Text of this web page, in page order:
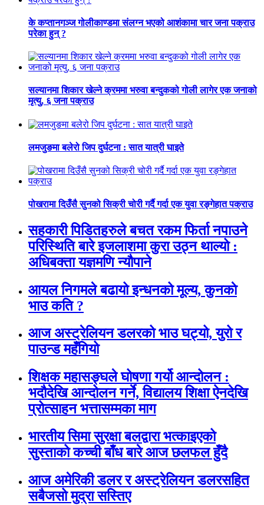
के कप्तानगञ्ज गोलीकाण्डमा संलग्न भएको आशंकामा चार जना पक्राउ
परेका हुन् ?
सल्यानमा शिकार खेल्ने क्रममा भरुवा बन्दुकको गोली लागेर एक जनाको
मृत्यु, ६ जना पक्राउ
लमजुङमा बलेरो जिप दुर्घटना : सात यात्री घाइते
पोखरामा दिउँसै सुनको सिक्री चोरी गर्दै गर्दा एक युवा रङ्गेहात पक्राउ
सहकारी पिडितहरुले बचत रकम फिर्ता नपाउने
परिस्थिति बारे इजलाशमा कुरा उठ्न थाल्यो :
अधिबक्ता यज्ञमणि न्यौपाने
आयल निगमले बढायो इन्धनको मूल्य, कुनकाे
भाउ कति ?
आज अस्ट्रेलियन डलरको भाउ घट्यो, युरो र
पाउन्ड महँगियो
शिक्षक महासङ्घले घोषणा गर्यो आन्दोलन :
भदौदेखि आन्दोलन गर्ने, विद्यालय शिक्षा ऐनदेखि
प्रोत्साहन भत्तासम्मका माग
भारतीय सिमा सुरक्षा बलद्वारा भत्काइएको
सुस्ताको कच्ची बाँध बारे आज छलफल हुँदै
आज अमेरिकी डलर र अस्ट्रेलियन डलरसहित
सबैजसो मुद्रा सस्तिए